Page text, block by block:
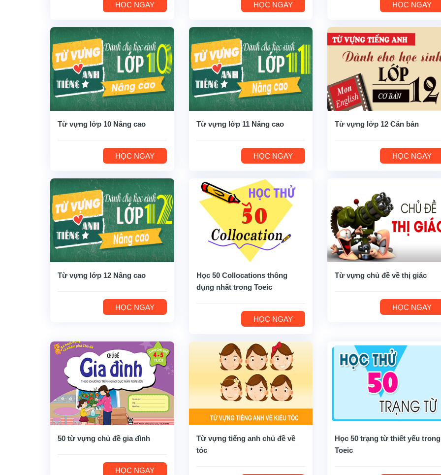
HỌC NGAY HỌC NGAY HỌC NGAY
Từ vựng lớp 10 Nâng cao
HỌC NGAY
Từ vựng lớp 11 Nâng cao
HỌC NGAY
Từ vựng lớp 12 Căn bản
HỌC NGAY
Từ vựng lớp 12 Nâng cao
HỌC NGAY
Học 50 Collocations thông
dụng nhất trong Toeic
HỌC NGAY
Từ vựng chủ đề về thị giác
HỌC NGAY
50 từ vựng chủ đề gia đình
HỌC NGAY
Từ vựng tiếng anh chủ đề về
tóc
Học 50 trạng từ thiết yếu trong
Toeic